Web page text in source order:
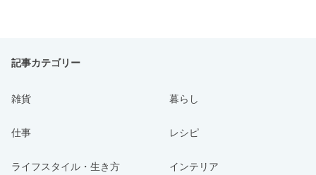
記事カテゴリー
雑貨 暮らし
仕事 レシピ
ライフスタイル・生き方 インテリア